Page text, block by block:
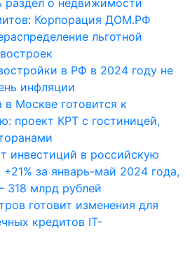
Корпорация ДОМ.РФ
льготной
в РФ в 2024 году не
инфляции
в Москве готовится к
проект КРТ с гостиницей,
инвестиций в российскую
за январь-май 2024 года,
млрд рублей
готовит изменения для
кредитов IT-